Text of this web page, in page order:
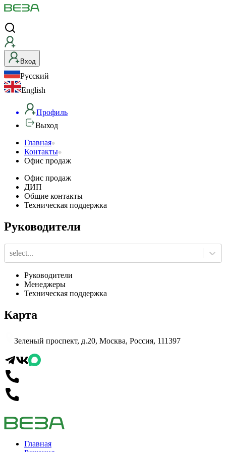
Вход
Русский
English
Профиль
Выход
Офис
продаж
Главная
Контакты
Офис продаж
Офис продаж
ДИП
Общие контакты
Техническая поддержка
Руководители
select...
Руководители
Менеджеры
Техническая поддержка
Карта
Зеленый проспект, д.20, Москва, Россия, 111397
Главная